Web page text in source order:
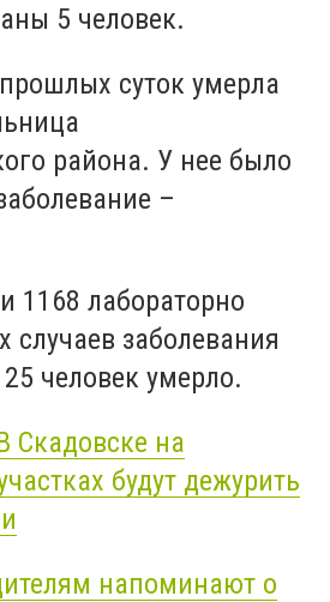
5 человек.
суток умерла
района. У нее было
–
1168 лабораторно
случаев заболевания
человек умерло.
Скадовске на
будут дежурить
напоминают о